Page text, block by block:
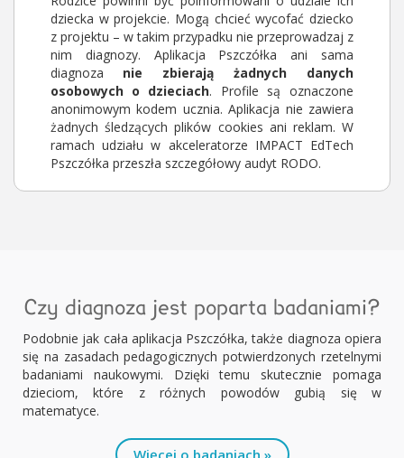
dziecka w projekcie. Mogą chcieć wycofać dziecko
z projektu – w takim przypadku nie przeprowadzaj z
nim diagnozy. Aplikacja Pszczółka ani sama
diagnoza nie zbierają żadnych danych
osobowych o dzieciach. Profile są oznaczone
anonimowym kodem ucznia. Aplikacja nie zawiera
żadnych śledzących plików cookies ani reklam. W
ramach udziału w akceleratorze IMPACT EdTech
Pszczółka przeszła szczegółowy audyt RODO.
Czy diagnoza jest poparta badaniami?
Podobnie jak cała aplikacja Pszczółka, także diagnoza opiera
się na zasadach pedagogicznych potwierdzonych rzetelnymi
badaniami naukowymi. Dzięki temu skutecznie pomaga
dzieciom, które z różnych powodów gubią się w
matematyce.
Więcej o badaniach »